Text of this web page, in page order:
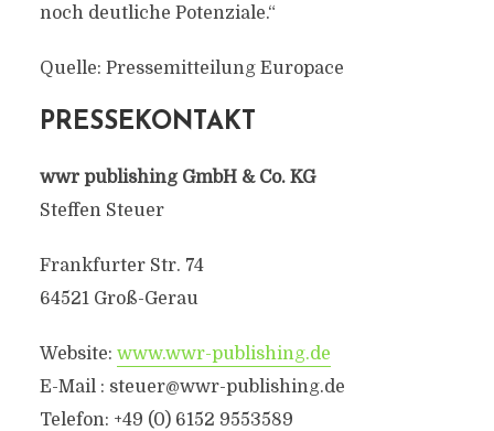
noch deutliche Potenziale.“
Quelle: Pressemitteilung Europace
PRESSEKONTAKT
wwr publishing GmbH & Co. KG
Steffen Steuer
Frankfurter Str. 74
64521 Groß-Gerau
Website: www.wwr-publishing.de
E-Mail : steuer@wwr-publishing.de
Telefon: +49 (0) 6152 9553589